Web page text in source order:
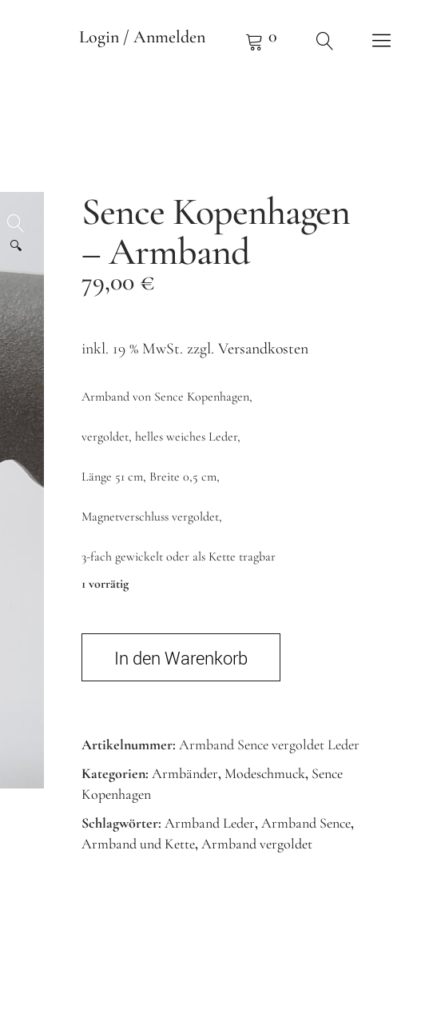
Login / Anmelden 0
🔍
Sence Kopenhagen
– Armband
79,00 €
inkl. 19 % MwSt. zzgl. Versandkosten
Armband von Sence Kopenhagen,
vergoldet, helles weiches Leder,
Länge 51 cm, Breite 0,5 cm,
Magnetverschluss vergoldet,
3-fach gewickelt oder als Kette tragbar
1 vorrätig
In den Warenkorb
Artikelnummer: Armband Sence vergoldet Leder
Kategorien: Armbänder, Modeschmuck, Sence
Kopenhagen
Schlagwörter: Armband Leder,Armband Sence,
Armband und Kette,Armband vergoldet